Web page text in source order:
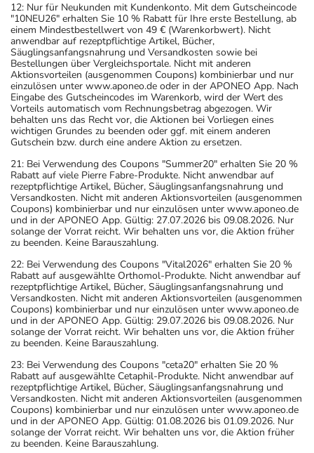
12: Nur für Neukunden mit Kundenkonto. Mit dem Gutscheincode
"10NEU26" erhalten Sie 10 % Rabatt für Ihre erste Bestellung, ab
einem Mindestbestellwert von 49 € (Warenkorbwert). Nicht
anwendbar auf rezeptpflichtige Artikel, Bücher,
Säuglingsanfangsnahrung und Versandkosten sowie bei
Bestellungen über Vergleichsportale. Nicht mit anderen
Aktionsvorteilen (ausgenommen Coupons) kombinierbar und nur
einzulösen unter www.aponeo.de oder in der APONEO App. Nach
Eingabe des Gutscheincodes im Warenkorb, wird der Wert des
Vorteils automatisch vom Rechnungsbetrag abgezogen. Wir
behalten uns das Recht vor, die Aktionen bei Vorliegen eines
wichtigen Grundes zu beenden oder ggf. mit einem anderen
Gutschein bzw. durch eine andere Aktion zu ersetzen.
21: Bei Verwendung des Coupons "Summer20" erhalten Sie 20 %
Rabatt auf viele Pierre Fabre-Produkte. Nicht anwendbar auf
rezeptpflichtige Artikel, Bücher, Säuglingsanfangsnahrung und
Versandkosten. Nicht mit anderen Aktionsvorteilen (ausgenommen
Coupons) kombinierbar und nur einzulösen unter www.aponeo.de
und in der APONEO App. Gültig: 27.07.2026 bis 09.08.2026. Nur
solange der Vorrat reicht. Wir behalten uns vor, die Aktion früher
zu beenden. Keine Barauszahlung.
22: Bei Verwendung des Coupons "Vital2026" erhalten Sie 20 %
Rabatt auf ausgewählte Orthomol-Produkte. Nicht anwendbar auf
rezeptpflichtige Artikel, Bücher, Säuglingsanfangsnahrung und
Versandkosten. Nicht mit anderen Aktionsvorteilen (ausgenommen
Coupons) kombinierbar und nur einzulösen unter www.aponeo.de
und in der APONEO App. Gültig: 29.07.2026 bis 09.08.2026. Nur
solange der Vorrat reicht. Wir behalten uns vor, die Aktion früher
zu beenden. Keine Barauszahlung.
23: Bei Verwendung des Coupons "ceta20" erhalten Sie 20 %
Rabatt auf ausgewählte Cetaphil-Produkte. Nicht anwendbar auf
rezeptpflichtige Artikel, Bücher, Säuglingsanfangsnahrung und
Versandkosten. Nicht mit anderen Aktionsvorteilen (ausgenommen
Coupons) kombinierbar und nur einzulösen unter www.aponeo.de
und in der APONEO App. Gültig: 01.08.2026 bis 01.09.2026. Nur
solange der Vorrat reicht. Wir behalten uns vor, die Aktion früher
zu beenden. Keine Barauszahlung.